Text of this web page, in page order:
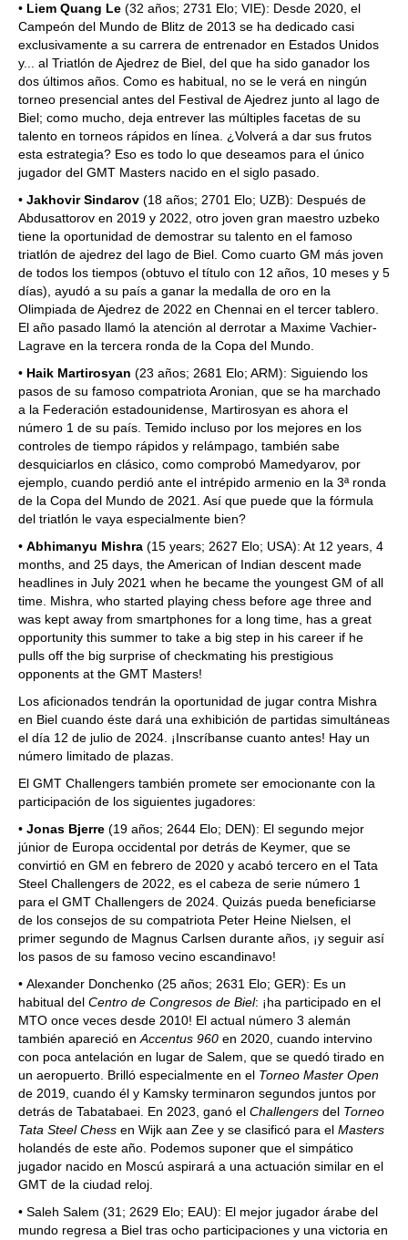
• Liem Quang Le (32 años; 2731 Elo; VIE): Desde 2020, el
Campeón del Mundo de Blitz de 2013 se ha dedicado casi
exclusivamente a su carrera de entrenador en Estados Unidos
y... al Triatlón de Ajedrez de Biel, del que ha sido ganador los
dos últimos años. Como es habitual, no se le verá en ningún
torneo presencial antes del Festival de Ajedrez junto al lago de
Biel; como mucho, deja entrever las múltiples facetas de su
talento en torneos rápidos en línea. ¿Volverá a dar sus frutos
esta estrategia? Eso es todo lo que deseamos para el único
jugador del GMT Masters nacido en el siglo pasado.
• Jakhovir Sindarov (18 años; 2701 Elo; UZB): Después de
Abdusattorov en 2019 y 2022, otro joven gran maestro uzbeko
tiene la oportunidad de demostrar su talento en el famoso
triatlón de ajedrez del lago de Biel. Como cuarto GM más joven
de todos los tiempos (obtuvo el título con 12 años, 10 meses y 5
días), ayudó a su país a ganar la medalla de oro en la
Olimpiada de Ajedrez de 2022 en Chennai en el tercer tablero.
El año pasado llamó la atención al derrotar a Maxime Vachier-
Lagrave en la tercera ronda de la Copa del Mundo.
• Haik Martirosyan (23 años; 2681 Elo; ARM): Siguiendo los
pasos de su famoso compatriota Aronian, que se ha marchado
a la Federación estadounidense, Martirosyan es ahora el
número 1 de su país. Temido incluso por los mejores en los
controles de tiempo rápidos y relámpago, también sabe
desquiciarlos en clásico, como comprobó Mamedyarov, por
ejemplo, cuando perdió ante el intrépido armenio en la 3ª ronda
de la Copa del Mundo de 2021. Así que puede que la fórmula
del triatlón le vaya especialmente bien?
• Abhimanyu Mishra (15 years; 2627 Elo; USA): At 12 years, 4
months, and 25 days, the American of Indian descent made
headlines in July 2021 when he became the youngest GM of all
time. Mishra, who started playing chess before age three and
was kept away from smartphones for a long time, has a great
opportunity this summer to take a big step in his career if he
pulls off the big surprise of checkmating his prestigious
opponents at the GMT Masters!
Los aficionados tendrán la oportunidad de jugar contra Mishra
en Biel cuando éste dará una exhibición de partidas simultáneas
el día 12 de julio de 2024. ¡Inscríbanse cuanto antes! Hay un
número limitado de plazas.
El GMT Challengers también promete ser emocionante con la
participación de los siguientes jugadores:
• Jonas Bjerre (19 años; 2644 Elo; DEN): El segundo mejor
júnior de Europa occidental por detrás de Keymer, que se
convirtió en GM en febrero de 2020 y acabó tercero en el Tata
Steel Challengers de 2022, es el cabeza de serie número 1
para el GMT Challengers de 2024. Quizás pueda beneficiarse
de los consejos de su compatriota Peter Heine Nielsen, el
primer segundo de Magnus Carlsen durante años, ¡y seguir así
los pasos de su famoso vecino escandinavo!
• Alexander Donchenko (25 años; 2631 Elo; GER): Es un
habitual del Centro de Congresos de Biel: ¡ha participado en el
MTO once veces desde 2010! El actual número 3 alemán
también apareció en Accentus 960 en 2020, cuando intervino
con poca antelación en lugar de Salem, que se quedó tirado en
un aeropuerto. Brilló especialmente en el Torneo Master Open
de 2019, cuando él y Kamsky terminaron segundos juntos por
detrás de Tabatabaei. En 2023, ganó el Challengers del Torneo
Tata Steel Chess en Wijk aan Zee y se clasificó para el Masters
holandés de este año. Podemos suponer que el simpático
jugador nacido en Moscú aspirará a una actuación similar en el
GMT de la ciudad reloj.
• Saleh Salem (31; 2629 Elo; EAU): El mejor jugador árabe del
mundo regresa a Biel tras ocho participaciones y una victoria en